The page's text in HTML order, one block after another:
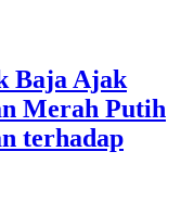
Baja Ajak
Merah Putih
terhadap